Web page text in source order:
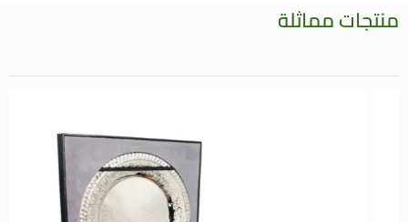
منتجات مماثلة